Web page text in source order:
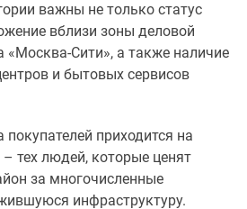
важны не только статус
вблизи зоны деловой
«Москва-Сити», а также наличие
и бытовых сервисов
покупателей приходится на
– тех людей, которые ценят
за многочисленные
инфраструктуру.